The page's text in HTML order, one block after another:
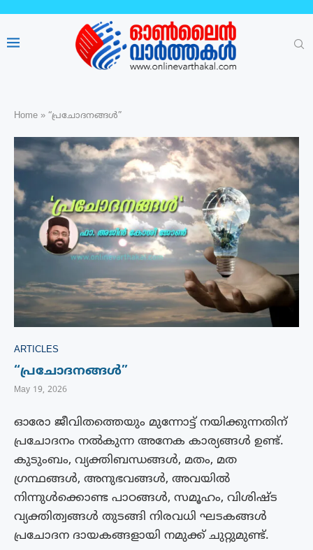
Home » “പ്രചോദനങ്ങൾ”
ARTICLES
“പ്രചോദനങ്ങൾ”
May 19, 2026
ഓരോ ജീവിതത്തെയും മുന്നോട്ട് നയിക്കുന്നതിന്
പ്രചോദനം നൽകുന്ന അനേക കാര്യങ്ങൾ ഉണ്ട്.
കുടുംബം, വ്യക്തിബന്ധങ്ങൾ, മതം, മത
ഗ്രന്ഥങ്ങൾ, അനുഭവങ്ങൾ, അവയിൽ
നിന്നുൾക്കൊണ്ട പാഠങ്ങൾ, സമൂഹം, വിശിഷ്ട
വ്യക്തിത്വങ്ങൾ തുടങ്ങി നിരവധി ഘടകങ്ങൾ
പ്രചോദന ദായകങ്ങളായി നമുക്ക് ചുറ്റുമുണ്ട്.